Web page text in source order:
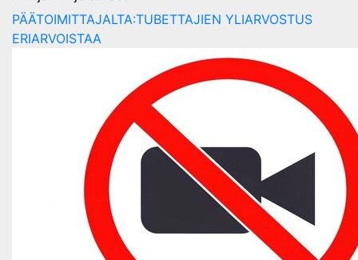
PÄÄTOIMITTAJALTA:TUBETTAJIEN YLIARVOSTUS
ERIARVOISTAA